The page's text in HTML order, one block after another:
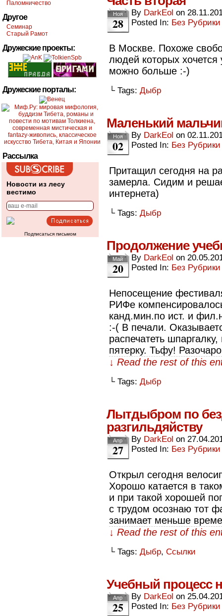
Паломничество
Другое
Семинар
Старый Рамот
Дружеские проекты:
Дружеские порталы:
Рассылка
Новости из лесу
вестимо
Подписаться письмом
Ноя
28
By DarkEol on
Posted In: Без Рубрики
В Москве. Похоже
людей которых хочется
можно больше :-)
└ Tags: Дыбр
Маленький
Ноя
02
By DarkEol on
Posted In: Без Рубрики
Притащил сегодня на
замерла. Сидим и
интернета)
└ Tags: Дыбр
Продолжение
Май
20
By DarkEol on
Posted In: Без Рубрики
Непосещение
РИФе
канд.мин.по ист. и
:-( В печали.
распечатеть
пятерку. Тьфу!
↓ Read the rest of this
└ Tags: Дыбр
Лытдыбром по
разгильдяйству
Апр
27
By DarkEol on
Posted In: Без Рубрики
Открыл сегодня
Хорошо катается в
и при такой хорошей
с трудом осознаю тот
занимает меньше
↓ Read the rest of this
└ Tags: Дыбр, Ссылки
Учебный процесс
Апр
25
By DarkEol on
Posted In: Без Рубрики